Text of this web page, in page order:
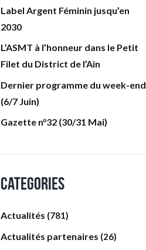
Label Argent Féminin jusqu’en
2030
L’ASMT à l’honneur dans le Petit
Filet du District de l’Ain
Dernier programme du week-end
(6/7 Juin)
Gazette n°32 (30/31 Mai)
Categories
Actualités (781)
Actualités partenaires (26)